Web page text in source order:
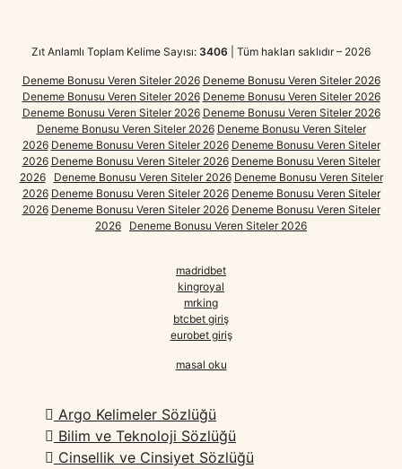
Zıt Anlamlı Toplam Kelime Sayısı: 3406 | Tüm hakları saklıdır – 2026
Deneme Bonusu Veren Siteler 2026 Deneme Bonusu Veren Siteler 2026
Deneme Bonusu Veren Siteler 2026 Deneme Bonusu Veren Siteler 2026
Deneme Bonusu Veren Siteler 2026 Deneme Bonusu Veren Siteler 2026
Deneme Bonusu Veren Siteler 2026 Deneme Bonusu Veren Siteler
2026 Deneme Bonusu Veren Siteler 2026 Deneme Bonusu Veren Siteler
2026 Deneme Bonusu Veren Siteler 2026 Deneme Bonusu Veren Siteler
2026
Deneme Bonusu Veren Siteler 2026 Deneme Bonusu Veren Siteler
2026 Deneme Bonusu Veren Siteler 2026 Deneme Bonusu Veren Siteler
2026 Deneme Bonusu Veren Siteler 2026 Deneme Bonusu Veren Siteler
2026
Deneme Bonusu Veren Siteler 2026
madridbet
kingroyal
mrking
btcbet giriş
eurobet giriş
masal oku
Argo Kelimeler Sözlüğü
Bilim ve Teknoloji Sözlüğü
Cinsellik ve Cinsiyet Sözlüğü